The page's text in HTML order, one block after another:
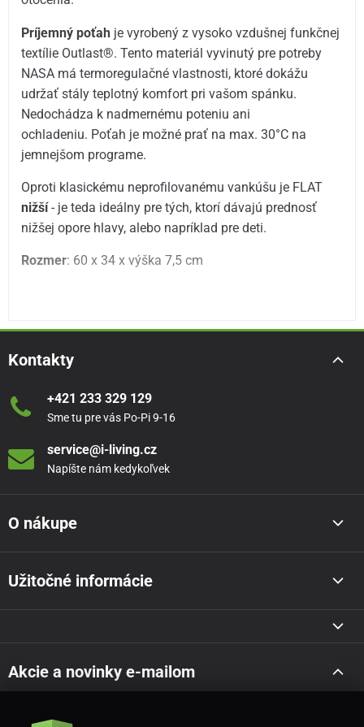
Príjemný poťah je vyrobený z vysoko vzdušnej funkčnej
textílie Outlast®. Tento materiál vyvinutý pre potreby
NASA má termoregulačné vlastnosti, ktoré dokážu
udržať stály teplotný komfort pri vašom spánku.
Nedochádza k nadmernému poteniu ani
ochladeniu. Poťah je možné prať na max. 30°C na
jemnejšom programe.
Oproti klasickému neprofilovanému vankúšu je FLAT
nižší- je teda ideálny pre tých, ktorí dávajú prednosť
nižšej opore hlavy, alebo napríklad pre deti.
Rozmer: 60 x 34 x výška 7,5 cm
Kontakty
+421 233 329 129
Sme tu pre vás Po-Pi 9-16
service@i-living.cz
Napíšte nám kedykoľvek
O nákupe
Užitočné informácie
Akcie a novinky e-mailom